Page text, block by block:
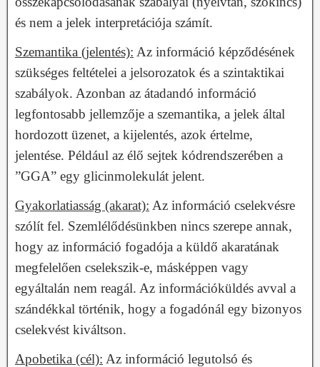
és nem a jelek interpretációja számít.
Szemantika (jelentés): Az információ képződésének
szükséges feltételei a jelsorozatok és a szintaktikai
szabályok. Azonban az átadandó információ
legfontosabb jellemzője a szemantika, a jelek által
hordozott üzenet, a kijelentés, azok értelme,
jelentése. Például az élő sejtek kódrendszerében a
”GGA” egy glicinmolekulát jelent.
Gyakorlatiasság (akarat): Az információ cselekvésre
szólít fel. Szemlélődésünkben nincs szerepe annak,
hogy az információ fogadója a küldő akaratának
megfelelően cselekszik-e, másképpen vagy
egyáltalán nem reagál. Az információküldés avval a
szándékkal történik, hogy a fogadónál egy bizonyos
cselekvést kiváltson.
Apobetika (cél): Az információ legutolsó és